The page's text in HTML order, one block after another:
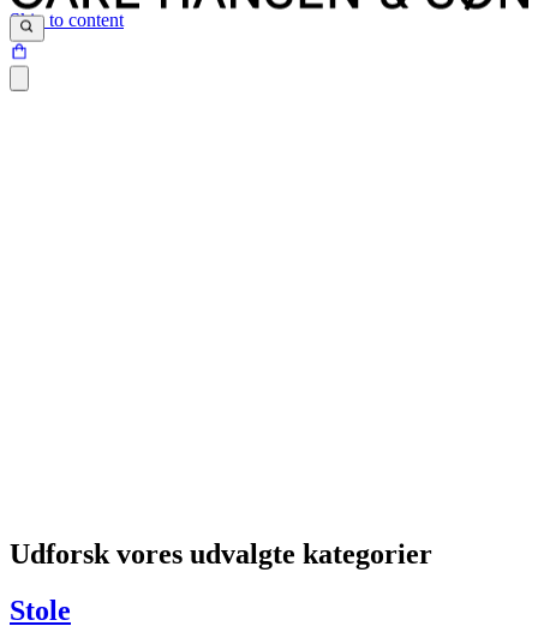
Skip to content
Har du brug for hjælp så kontakt venligst kundeservice via:
Tel +45 63 13 26 72
Udforsk vores udvalgte kategorier
Stole